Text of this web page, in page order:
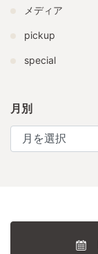
メディア
pickup
special
月別